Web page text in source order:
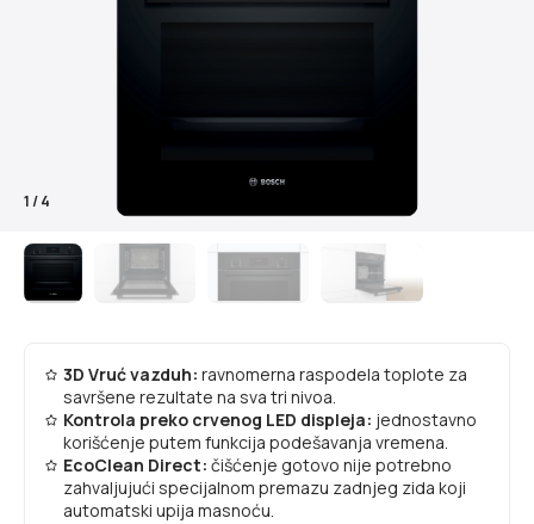
1/4
3D Vruć vazduh: ravnomerna raspodela toplote za
savršene rezultate na sva tri nivoa.
Kontrola preko crvenog LED displeja: jednostavno
korišćenje putem funkcija podešavanja vremena.
EcoClean Direct: čišćenje gotovo nije potrebno
zahvaljujući specijalnom premazu zadnjeg zida koji
automatski upija masnoću.